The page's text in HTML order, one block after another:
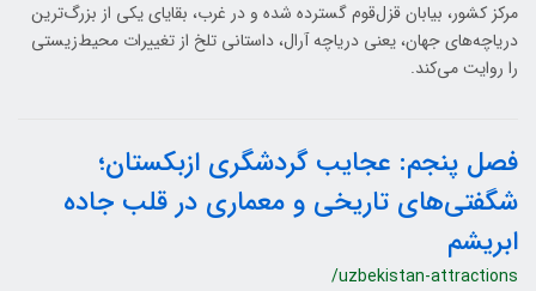
مرکز کشور، بیابان قزل‌قوم گسترده شده و در غرب، بقایای یکی از بزرگ‌ترین
دریاچه‌های جهان، یعنی دریاچه آرال، داستانی تلخ از تغییرات محیط‌زیستی
را روایت می‌کند.
فصل پنجم: عجایب گردشگری ازبکستان؛
شگفتی‌های تاریخی و معماری در قلب جاده
ابریشم
/uzbekistan-attractions